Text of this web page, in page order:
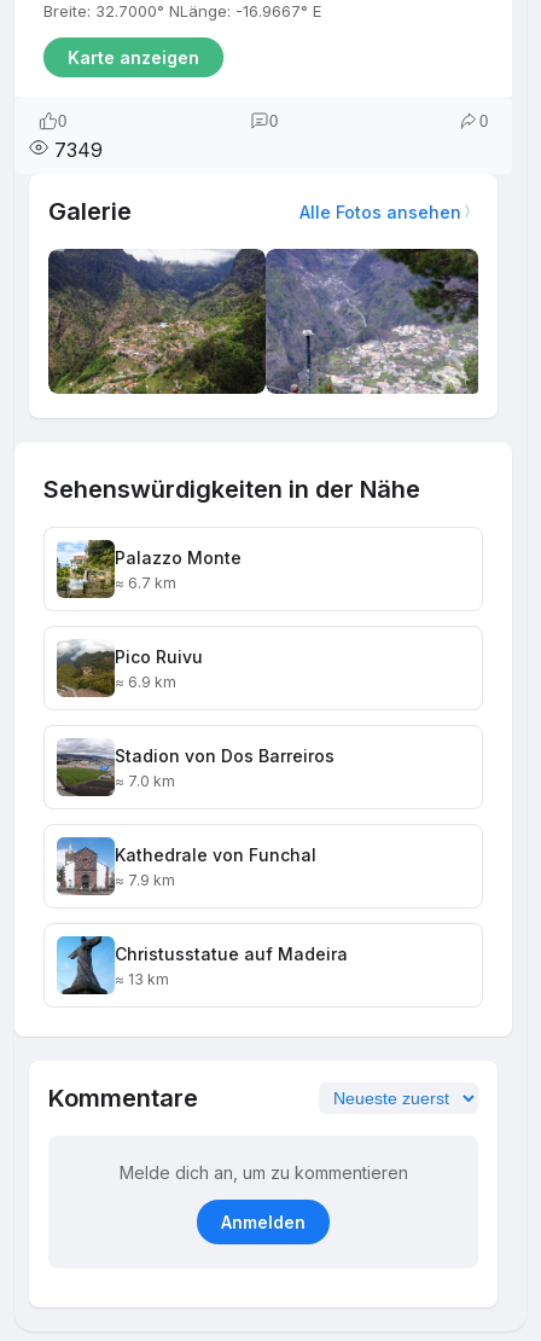
Breite: 32.7000° NLänge: -16.9667° E
Karte anzeigen
0 0 0
7349
Galerie Alle Fotos ansehen
Sehenswürdigkeiten in der Nähe
Palazzo Monte
≈ 6.7 km
Pico Ruivu
≈ 6.9 km
Stadion von Dos Barreiros
≈ 7.0 km
Kathedrale von Funchal
≈ 7.9 km
Christusstatue auf Madeira
≈ 13 km
Kommentare
Melde dich an, um zu kommentieren
Anmelden